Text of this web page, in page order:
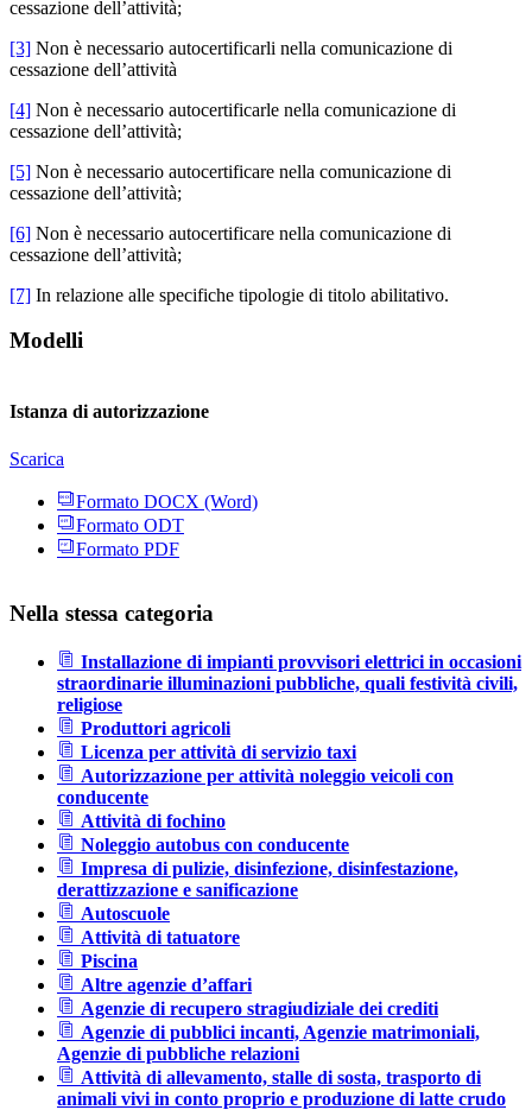
cessazione dell’attività;
[3] Non è necessario autocertificarli nella comunicazione di
cessazione dell’attività
[4] Non è necessario autocertificarle nella comunicazione di
cessazione dell’attività;
[5] Non è necessario autocertificare nella comunicazione di
cessazione dell’attività;
[6] Non è necessario autocertificare nella comunicazione di
cessazione dell’attività;
[7] In relazione alle specifiche tipologie di titolo abilitativo.
Modelli
Istanza di autorizzazione
Scarica
Formato DOCX (Word)
Formato ODT
Formato PDF
Nella stessa categoria
Installazione di impianti provvisori elettrici in occasioni
straordinarie illuminazioni pubbliche, quali festività civili,
religiose
Produttori agricoli
Licenza per attività di servizio taxi
Autorizzazione per attività noleggio veicoli con
conducente
Attività di fochino
Noleggio autobus con conducente
Impresa di pulizie, disinfezione, disinfestazione,
derattizzazione e sanificazione
Autoscuole
Attività di tatuatore
Piscina
Altre agenzie d’affari
Agenzie di recupero stragiudiziale dei crediti
Agenzie di pubblici incanti, Agenzie matrimoniali,
Agenzie di pubbliche relazioni
Attività di allevamento, stalle di sosta, trasporto di
animali vivi in conto proprio e produzione di latte crudo